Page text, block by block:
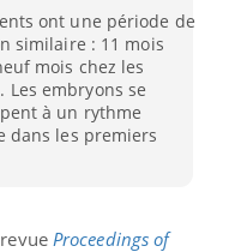
ont une période de
similaire : 11 mois
mois chez les
Les embryons se
à un rythme
dans les premiers
Proceedings of